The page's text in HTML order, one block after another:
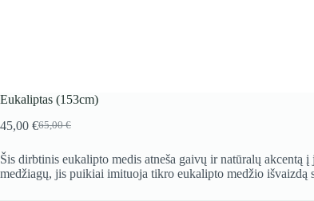
Eukaliptas (153cm)
65,00€
Original
was:
65,00 €.
45,00 €Current
is:
45,00 €.
Šis dirbtinis eukalipto medis atneša gaivų ir natūralų akcentą
medžiagų, jis puikiai imituoja tikro eukalipto medžio išvaizdą